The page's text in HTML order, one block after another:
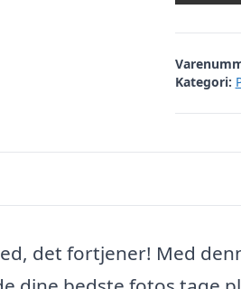
Kategori:
det fortjener! Med